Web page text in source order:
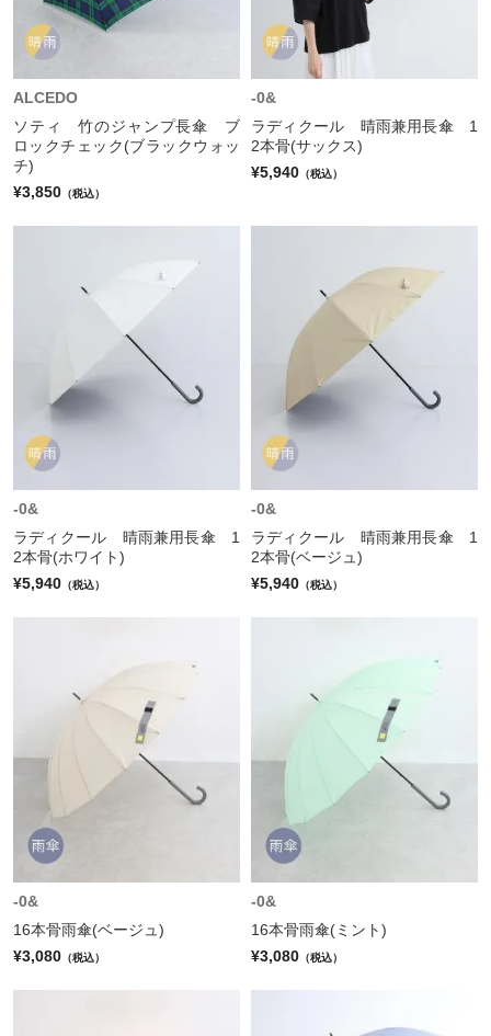
ALCEDO
ソティ 竹のジャンプ長傘 ブ
ロックチェック(ブラックウォッ
チ)
¥3,850 （税込）
-0&
ラディクール 晴雨兼用長傘 1
2本骨(サックス)
¥5,940 （税込）
-0&
ラディクール 晴雨兼用長傘 1
2本骨(ホワイト)
¥5,940 （税込）
-0&
ラディクール 晴雨兼用長傘 1
2本骨(ベージュ)
¥5,940 （税込）
-0&
16本骨雨傘(ベージュ)
¥3,080 （税込）
-0&
16本骨雨傘(ミント)
¥3,080 （税込）